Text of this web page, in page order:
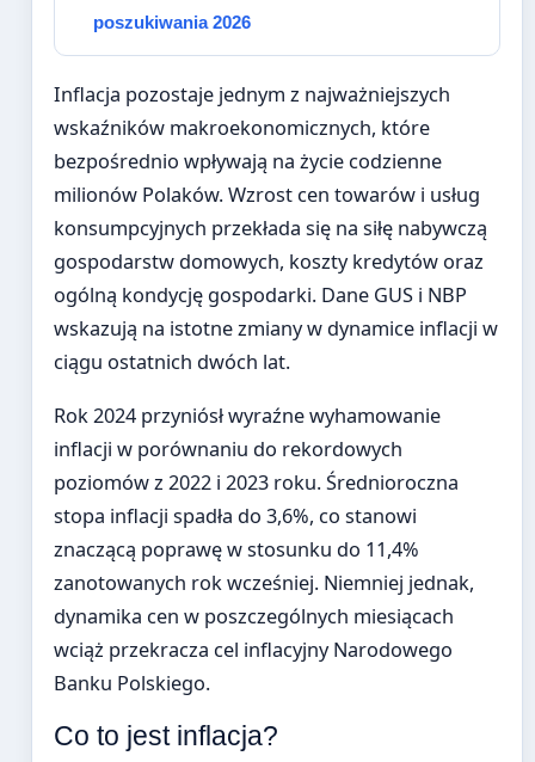
poszukiwania 2026
Inflacja pozostaje jednym z najważniejszych
wskaźników makroekonomicznych, które
bezpośrednio wpływają na życie codzienne
milionów Polaków. Wzrost cen towarów i usług
konsumpcyjnych przekłada się na siłę nabywczą
gospodarstw domowych, koszty kredytów oraz
ogólną kondycję gospodarki. Dane GUS i NBP
wskazują na istotne zmiany w dynamice inflacji w
ciągu ostatnich dwóch lat.
Rok 2024 przyniósł wyraźne wyhamowanie
inflacji w porównaniu do rekordowych
poziomów z 2022 i 2023 roku. Średnioroczna
stopa inflacji spadła do 3,6%, co stanowi
znaczącą poprawę w stosunku do 11,4%
zanotowanych rok wcześniej. Niemniej jednak,
dynamika cen w poszczególnych miesiącach
wciąż przekracza cel inflacyjny Narodowego
Banku Polskiego.
Co to jest inflacja?